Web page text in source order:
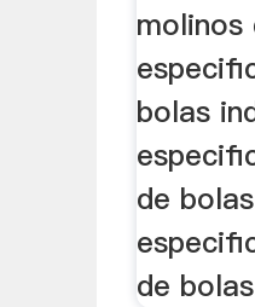
molinos
bolas
de
de